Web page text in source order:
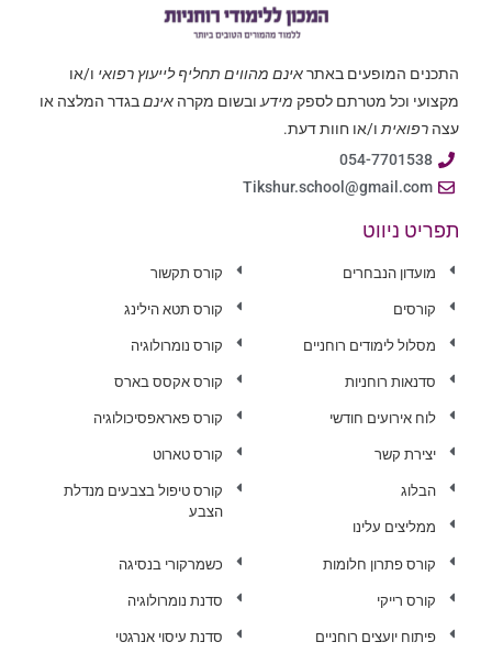
התכנים המופעים באתראינם מהווים תחליף לייעוץ רפואי ו/או
מקצועי וכל מטרתם לספק מידע ובשום מקרה אינםבגדר המלצה או
עצה רפואית ו/או חוות דעת.
054-7701538
Tikshur.school@gmail.com
תפריט ניווט
מועדון הנבחרים
קורסים
מסלול לימודים רוחניים
סדנאות רוחניות
לוח אירועים חודשי
יצירת קשר
הבלוג
ממליצים עלינו
קורס תקשור
קורס תטא הילינג
קורס נומרולוגיה
קורס אקסס בארס
קורס פאראפסיכולוגיה
קורס טארוט
קורס טיפול בצבעים מנדלת
הצבע
קורס פתרון חלומות
קורס רייקי
פיתוח יועצים רוחניים
כשמרקורי בנסיגה
סדנת נומרולוגיה
סדנת עיסוי אנרגטי